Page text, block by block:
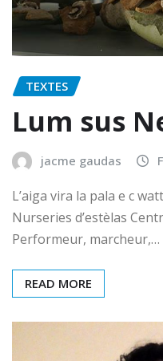
TEXTES
Lum sus
jacme gaudas
L’aiga vira la pala e c
Nurseries d’estèlas
Performeur, marcheur,…
READ MORE